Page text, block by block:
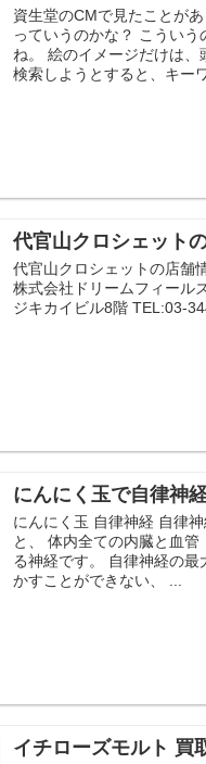
資生堂のCMで見たことが
っていうのかな？ こうい
ね。 絵のイメージだけは
検索しようとすると、キーワ
代官山クロシェット
代官山クロシェットの店舗
株式会社ドリームフィー
ジキカイビル8階 TEL:03-
にんにく玉で自律神
にんにく玉 自律神経 自律
と、 体内全ての内臓と血
る神経です。 自律神経の
かすことができない、 ...
イチローズモルト 買